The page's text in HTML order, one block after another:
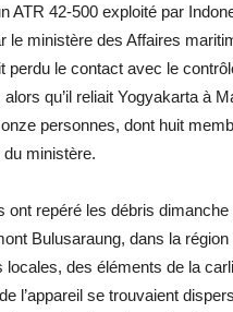
ATR 42-500 exploité par
le ministère des Affaires
perdu le contact avec le
qu’il reliait Yogyakarta à
personnes, dont huit
ministère.
ont repéré les débris
Bulusaraung, dans la
locales, des éléments de la
l’appareil se trouvaient